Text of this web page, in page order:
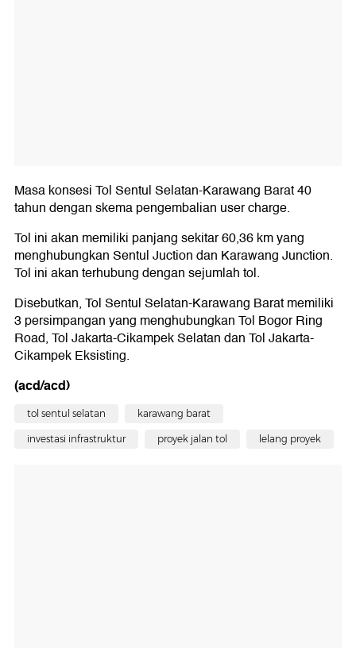
Masa konsesi Tol Sentul Selatan-Karawang Barat 40
tahun dengan skema pengembalian user charge.
Tol ini akan memiliki panjang sekitar 60,36 km yang
menghubungkan Sentul Juction dan Karawang Junction.
Tol ini akan terhubung dengan sejumlah tol.
Disebutkan, Tol Sentul Selatan-Karawang Barat memiliki
3 persimpangan yang menghubungkan Tol Bogor Ring
Road, Tol Jakarta-Cikampek Selatan dan Tol Jakarta-
Cikampek Eksisting.
(acd/acd)
tol sentul selatan karawang barat
investasi infrastruktur proyek jalan tol lelang proyek